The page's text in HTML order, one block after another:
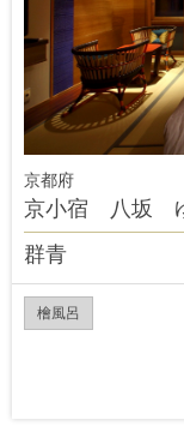
京都府
京小宿 八坂
群青
檜風呂